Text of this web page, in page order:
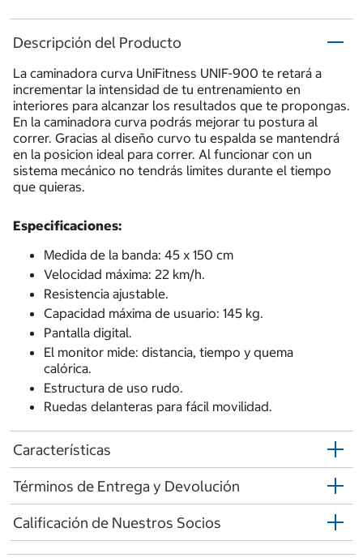
Descripción del Producto
La caminadora curva UniFitness UNIF-900 te retará a
incrementar la intensidad de tu entrenamiento en
interiores para alcanzar los resultados que te propongas.
En la caminadora curva podrás mejorar tu postura al
correr. Gracias al diseño curvo tu espalda se mantendrá
en la posicion ideal para correr. Al funcionar con un
sistema mecánico no tendrás limites durante el tiempo
que quieras.
Especificaciones:
Medida de la banda: 45 x 150 cm
Velocidad máxima: 22 km/h.
Resistencia ajustable.
Capacidad máxima de usuario: 145 kg.
Pantalla digital.
El monitor mide: distancia, tiempo y quema
calórica.
Estructura de uso rudo.
Ruedas delanteras para fácil movilidad.
Características
Términos de Entrega y Devolución
Calificación de Nuestros Socios